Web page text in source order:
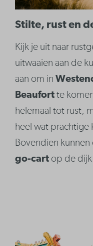
Stilte, rust en
Kijk je uit naar
uitwaaien aan de
aan om in
Beaufortte
helemaal tot rust,
heel wat prachtige
Bovendien
go-cart op de